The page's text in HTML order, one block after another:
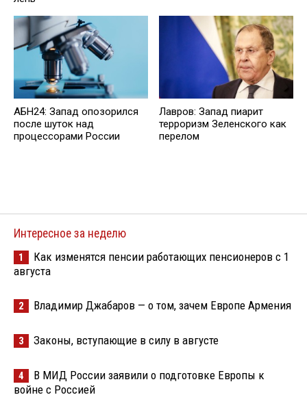
АБН24: Запад опозорился
после шуток над
процессорами России
Лавров: Запад пиарит
терроризм Зеленского как
перелом
Интересное за неделю
1
Как изменятся пенсии работающих пенсионеров с 1
августа
2 Владимир Джабаров — о том, зачем Европе Армения
3 Законы, вступающие в силу в августе
4
В МИД России заявили о подготовке Европы к
войне с Россией